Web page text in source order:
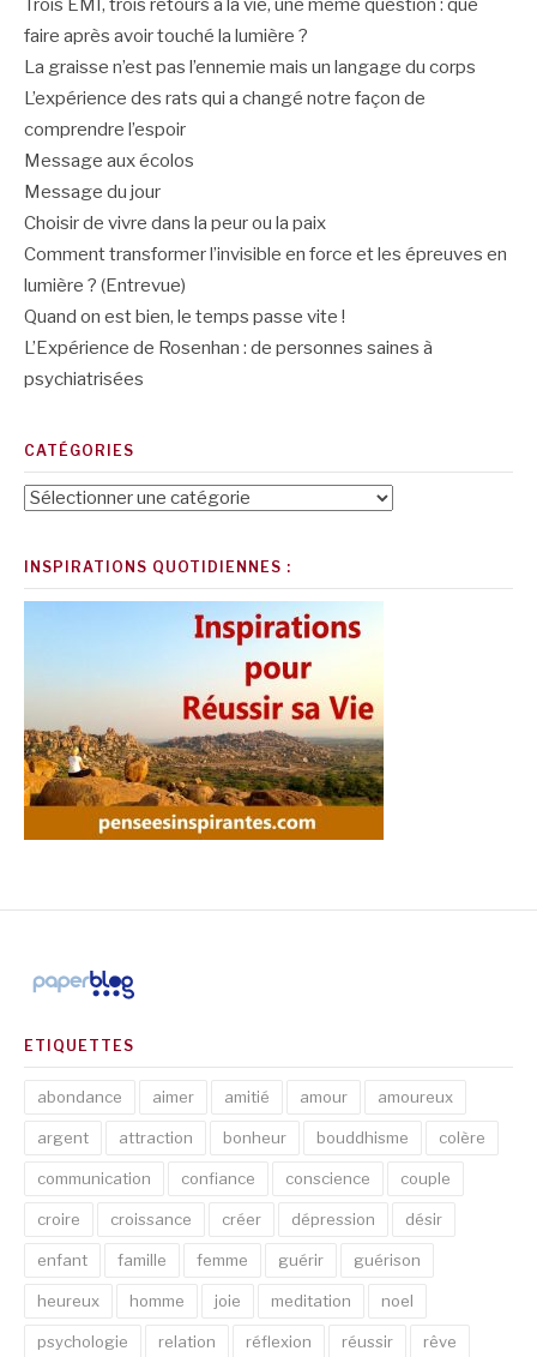
Trois EMI, trois retours à la vie, une même question : que
faire après avoir touché la lumière ?
La graisse n’est pas l’ennemie mais un langage du corps
L’expérience des rats qui a changé notre façon de
comprendre l’espoir
Message aux écolos
Message du jour
Choisir de vivre dans la peur ou la paix
Comment transformer l’invisible en force et les épreuves en
lumière ? (Entrevue)
Quand on est bien, le temps passe vite !
L’Expérience de Rosenhan : de personnes saines à
psychiatrisées
CATÉGORIES
Catégories
INSPIRATIONS QUOTIDIENNES :
ETIQUETTES
abondance aimer amitié amour amoureux
argent attraction bonheur bouddhisme colère
communication confiance conscience couple
croire croissance créer dépression désir
enfant famille femme guérir guérison
heureux homme joie meditation noel
psychologie relation réflexion réussir rêve